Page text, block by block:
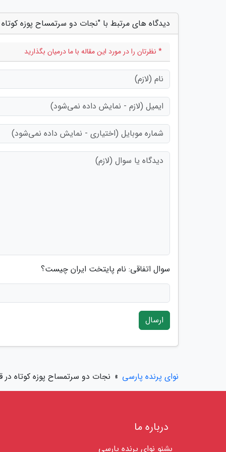
دیدگاه های مرتبط با "نجات دو سرتمساح پوزه
* نظرتان را در مورد این مقاله با ما درمیان بگذارید
سوال اتفاقی: نام پایتخت ایران چیست؟
ارسال
نوای پرنده پارسی » نجات دو سرتمساح پوزه کوتاه در
درباره ما
بشنو نوای پرنده پارسی